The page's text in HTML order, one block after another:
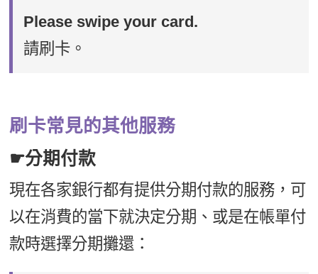
Please swipe your card.
請刷卡。
刷卡常見的其他服務
☛分期付款
現在各家銀行都有提供分期付款的服務，可
以在消費的當下就決定分期、或是在帳單付
款時選擇分期攤還：